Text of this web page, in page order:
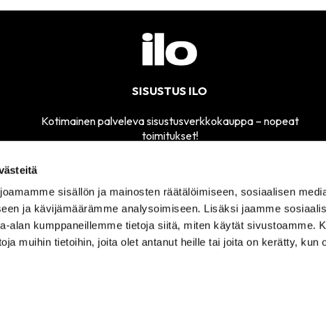
sisällön ja mainosten räätälöimiseen, sosiaalisen
ja kävijämäärämme analysoimiseen. Lisäksi jaamme
alan kumppaneillemme tietoja siitä, miten käytät sivustoamme.
muihin tietoihin, joita olet antanut heille tai joita on kerätty, kun
SISUSTUS ILO
Kotimainen palveleva sisustusverkkokauppa – nopeat
toimitukset!
MYYMÄLÄMME
AVOINNA
TI-PE 11-17
SÄHKÖPOSTI
sisustusilo@sisustusilo.fi